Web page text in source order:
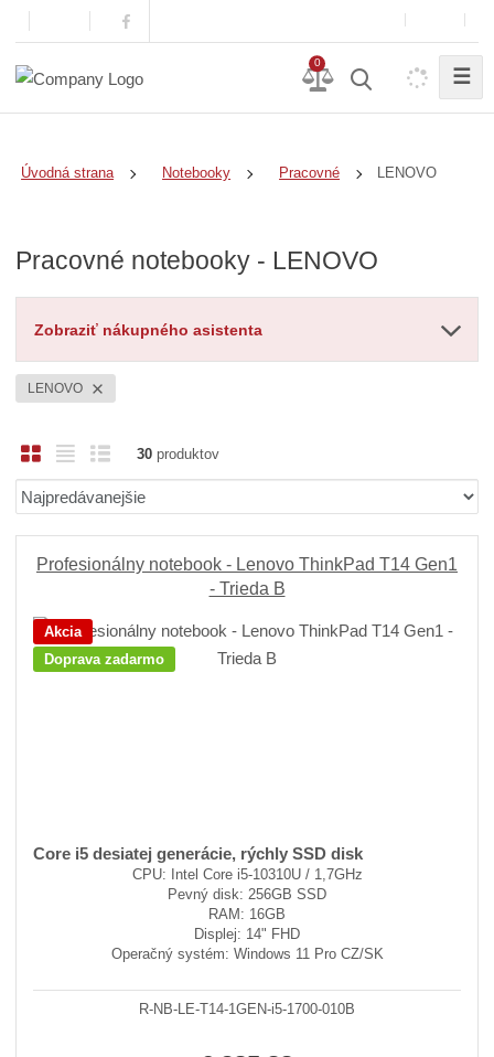
0
☰
Úvodná strana Notebooky Pracovné LENOVO
Pracovné notebooky - LENOVO
Zobraziť nákupného asistenta
LENOVO
a
z
e
n
p
r
O
b
r
á
z
o
v
ý
a
b
u
ľ
o
v
ý
R
i
a
d
k
ý
v
30produktov
Profesionálny notebook - Lenovo ThinkPad T14 Gen1
- Trieda B
Akcia
Doprava zadarmo
Core i5 desiatej generácie, rýchly SSD disk
CPU: Intel Core i5-10310U / 1,7GHz
Pevný disk: 256GB SSD
RAM: 16GB
Displej: 14" FHD
Operačný systém: Windows 11 Pro CZ/SK
R-NB-LE-T14-1GEN-i5-1700-010B